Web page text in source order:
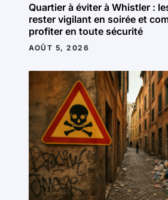
Quartier à éviter à Whistler :
rester vigilant en soirée et
profiter en toute sécurité
AOÛT 5, 2026